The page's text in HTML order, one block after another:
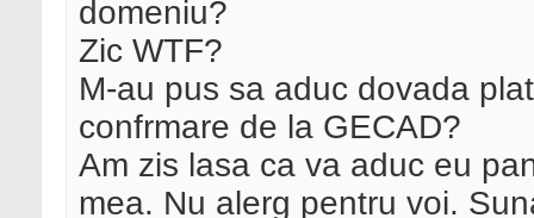
domeniu?
Zic WTF?
M-au pus sa aduc dovada
confrmare de la GECAD?
Am zis lasa ca va aduc eu
mea. Nu alerg pentru voi.